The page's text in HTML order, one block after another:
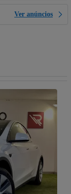
Ver anúncios